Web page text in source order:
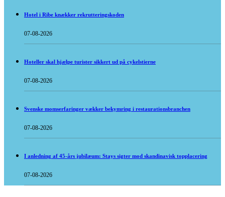
Hotel i Ribe knækker rekrutteringskoden
07-08-2026
Hoteller skal hjælpe turister sikkert ud på cykelstierne
07-08-2026
Svenske momserfaringer vækker bekymring i restaurationsbranchen
07-08-2026
I anledning af 45-års jubilæum: Stays sigter mod skandinavisk topplacering
07-08-2026